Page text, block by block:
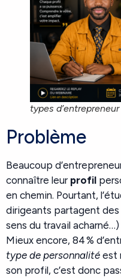
types d’entrepreneur
Problème
Beaucoup
connaître leur profil
en chemin. Pourtant,
dirigeants partagent
sens du travail
Mieux encore, 84 %
type de personnalité est
son profil, c’est donc